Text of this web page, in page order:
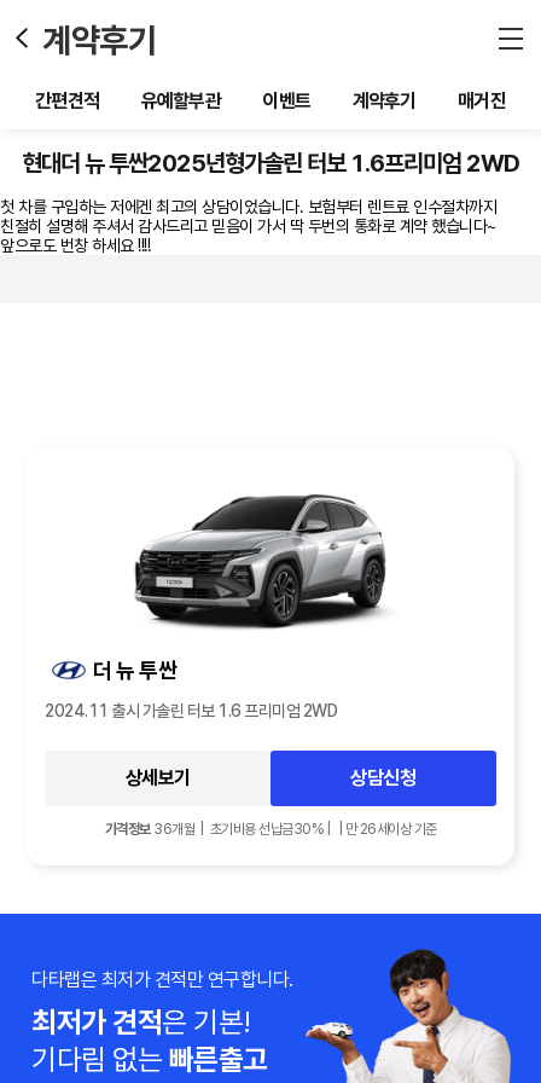
계약후기
간편견적 유예할부관 이벤트 계약후기 매거진
현대더 뉴 투싼2025년형가솔린 터보 1.6프리미엄 2WD
첫 차를 구입하는 저에겐 최고의 상담이었습니다. 보험부터 렌트료 인수절차까지
친절히 설명해 주셔서 감사드리고 믿음이 가서 딱 두번의 통화로 계약 했습니다~
앞으로도 번창 하세요 !!!!
더 뉴 투싼
2024.11 출시 가솔린 터보 1.6 프리미엄 2WD
상세보기 상담신청
가격정보36개월 | 초기비용 선납금30% | | 만 26세이상 기준
다타랩은 최저가 견적만 연구합니다.
최저가 견적은 기본!
기다림 없는 빠른출고